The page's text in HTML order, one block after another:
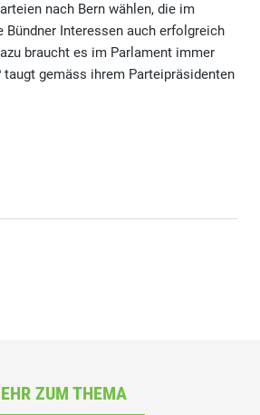
nach Bern wählen, die im
Bündner Interessen auch erfolgreich
braucht es im Parlament immer
taugt gemäss ihrem Parteipräsidenten
ZUM THEMA